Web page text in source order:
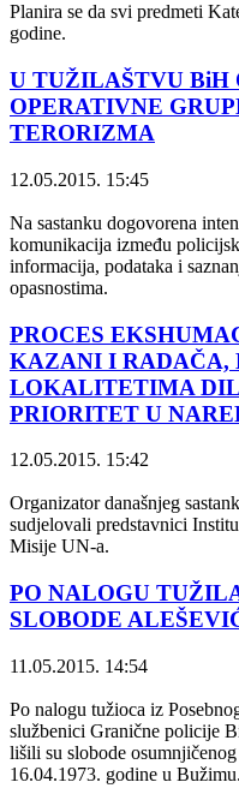
Planira se da svi predmeti
godine.
U TUŽILAŠTVU BiH
OPERATIVNE
TERORIZMA
12.05.2015. 15:45
Na sastanku dogovorena
komunikacija između
informacija, podataka i
opasnostima.
PROCES
KAZANI I RADAČA,
LOKALITETIMA
PRIORITET U
12.05.2015. 15:42
Organizator današnjeg
sudjelovali predstavnici
Misije UN-a.
PO NALOGU
SLOBODE
11.05.2015. 14:54
Po nalogu tužioca iz
službenici Granične policije
lišili su slobode
16.04.1973. godine u Bužimu.